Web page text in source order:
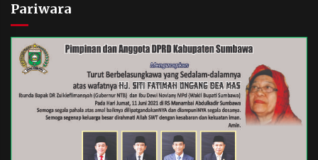
Pariwara